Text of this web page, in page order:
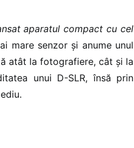
aparatul compact cu cel
mare senzor și anume unul
atât la fotografiere, cât și la
unui D-SLR, însă prin